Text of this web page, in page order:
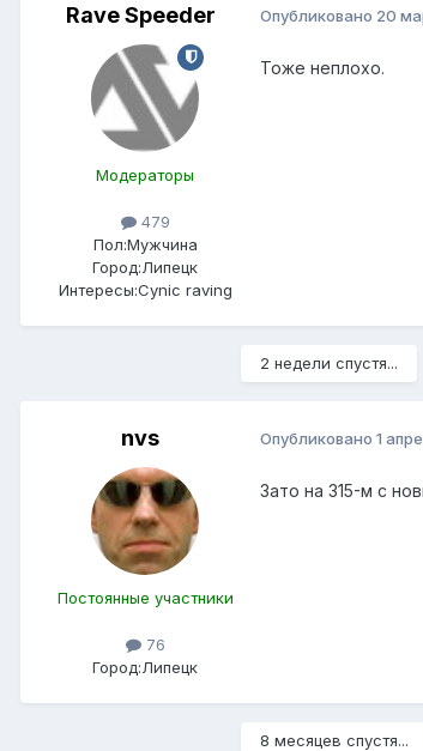
Rave Speeder
Модераторы
479
Пол:Мужчина
Город:Липецк
Интересы:Cynic raving
Опубликовано 20
Тоже неплохо.
2 недели спустя...
nvs
Постоянные участники
76
Город:Липецк
Опубликовано 1
Зато на 315-м с
8 месяцев спустя...